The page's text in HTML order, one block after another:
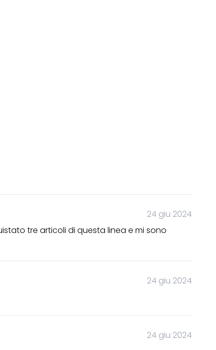
24 giu 2024
tre articoli di questa linea e mi sono
24 giu 2024
24 giu 2024